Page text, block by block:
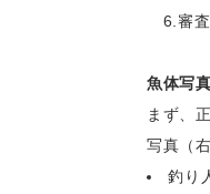
6.審査
魚体写
まず、
写真（
釣り